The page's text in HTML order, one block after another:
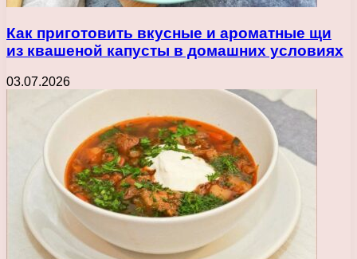
Как приготовить вкусные и ароматные щи
из квашеной капусты в домашних условиях
03.07.2026